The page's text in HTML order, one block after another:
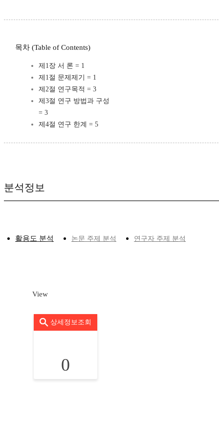
목차 (Table of Contents)
제1장 서 론 = 1
제1절 문제제기 = 1
제2절 연구목적 = 3
제3절 연구 방법과 구성
= 3
제4절 연구 한계 = 5
분석정보
활용도 분석 논문 주제 분석 연구자 주제 분석
View
상세정보조회
0